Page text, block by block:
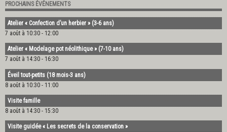
PROCHAINS ÉVÉNEMENTS
Atelier « Confection d’un herbier » (3-6 ans)
7 août à 10:30 - 12:00
Atelier « Modelage pot néolithique » (7-10 ans)
7 août à 14:30 - 16:30
Éveil tout-petits (18 mois-3 ans)
8 août à 10:30 - 11:00
Visite famille
8 août à 14:30 - 15:30
Visite guidée « Les secrets de la conservation »